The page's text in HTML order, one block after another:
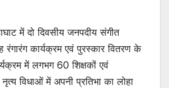
में दो दिवसीय जनपदीय संगीत
रंगारंग कार्यक्रम एवं पुरस्कार वितरण के
में लगभग 60 शिक्षकों एवं
नृत्य विधाओं में अपनी प्रतिभा का लोहा